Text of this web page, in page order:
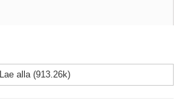
Lae alla (913.26k)